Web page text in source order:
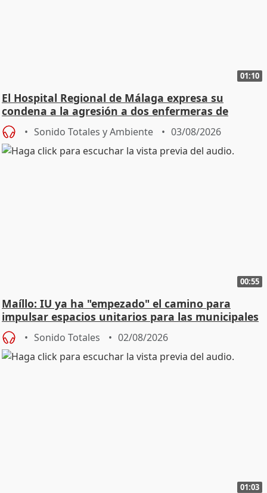
01:10
El Hospital Regional de Málaga expresa su
condena a la agresión a dos enfermeras de
Urgencias
Sonido Totales y Ambiente 03/08/2026
00:55
Maíllo: IU ya ha "empezado" el camino para
impulsar espacios unitarios para las municipales
Sonido Totales 02/08/2026
01:03